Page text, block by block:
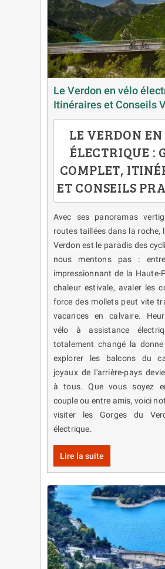
Le Verdon en vélo
Itinéraires et Conseils
LE VERDON
ÉLECTRIQUE :
COMPLET,
ET CONSEILS
Avec ses panoramas
routes taillées dans la roche,
Verdon est le paradis des
nous mentons pas :
impressionnant de la Haute-
chaleur estivale, avaler les
force des mollets peut vite
vacances en calvaire.
vélo à assistance
totalement changé la donne
explorer les balcons du
joyaux de l'arrière-pays
à tous. Que vous soyez
couple ou entre amis, voici
visiter les Gorges du
électrique.
Lire la suite